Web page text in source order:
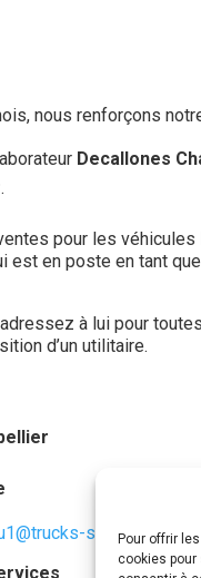
Pour offrir
cookies
nous renforçons
Decallones
.
pour les véhicules
est en poste en tant
à lui pour
d’un utilitaire.
services.fr